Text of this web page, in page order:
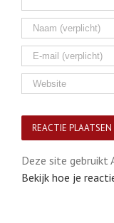
Deze site gebruikt
Bekijk hoe je